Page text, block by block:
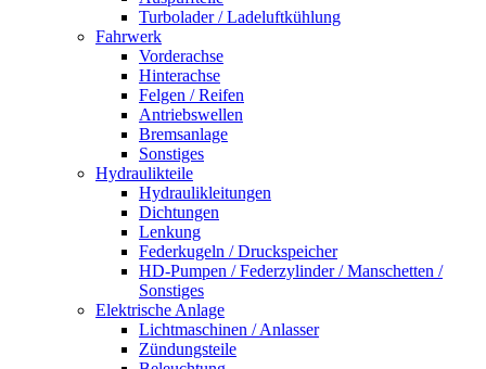
Turbolader / Ladeluftkühlung
Fahrwerk
Vorderachse
Hinterachse
Felgen / Reifen
Antriebswellen
Bremsanlage
Sonstiges
Hydraulikteile
Hydraulikleitungen
Dichtungen
Lenkung
Federkugeln / Druckspeicher
HD-Pumpen / Federzylinder / Manschetten /
Sonstiges
Elektrische Anlage
Lichtmaschinen / Anlasser
Zündungsteile